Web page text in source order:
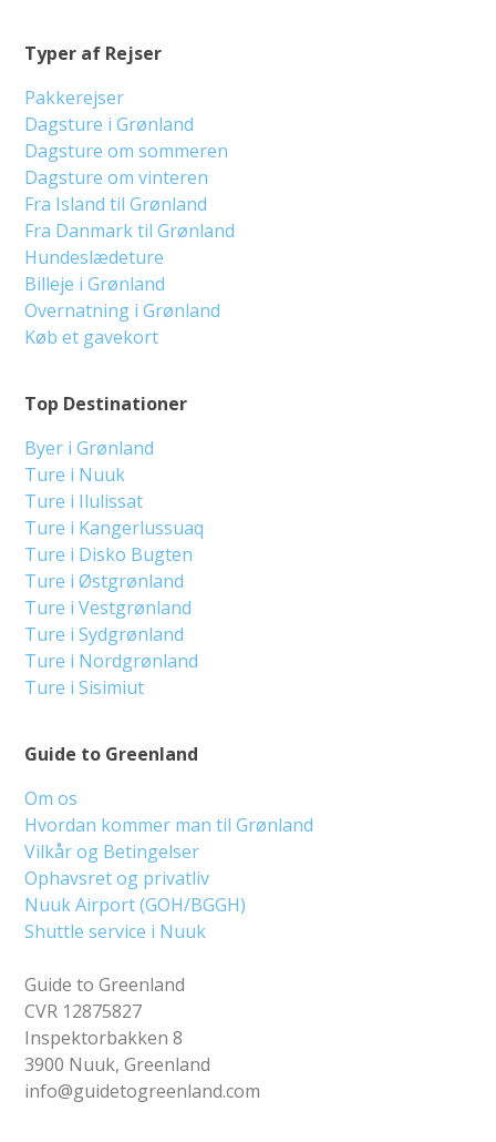
Guide to Greenland
Om os
Hvordan kommer man til Grønland
Vilkår og Betingelser
Ophavsret og privatliv
Nuuk Airport (GOH/BGGH)
Shuttle service i Nuuk
Guide to Greenland
CVR 12875827
Inspektorbakken 8
3900 Nuuk, Greenland
info@guidetogreenland.com
Top Destinationer
Byer i Grønland
Ture i Nuuk
Ture i Ilulissat
Ture i Kangerlussuaq
Ture i Disko Bugten
Ture i Østgrønland
Ture i Vestgrønland
Ture i Sydgrønland
Ture i Nordgrønland
Ture i Sisimiut
Typer af Rejser
Pakkerejser
Dagsture i Grønland
Dagsture om sommeren
Dagsture om vinteren
Fra Island til Grønland
Fra Danmark til Grønland
Hundeslædeture
Billeje i Grønland
Overnatning i Grønland
Køb et gavekort